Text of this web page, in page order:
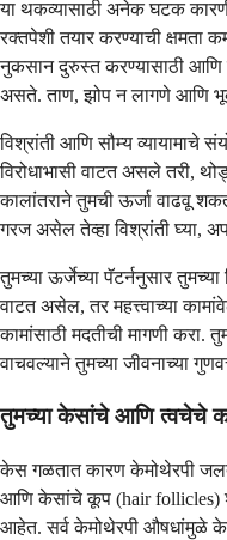
या थकव्यासाठी अनेक घटक
रक्तपेशी तयार करण्याची क्षमता
नुकसान दुरुस्त करण्यासाठी आणि
असते. ताण, झोप न लागणे आणि
विश्रांती आणि सौम्य व्यायामाचे
विरोधाभासी वाटत असले तरी,
कालांतराने तुमची ऊर्जा वाढवू
गरज असेल तेव्हा विश्रांती घ्या,
तुमच्या ऊर्जेच्या पॅटर्ननुसार
वाटत असेल, तर महत्त्वाच्या
कामांसाठी मदतीची मागणी करा.
वाचवल्याने तुमच्या जीवनाच्या
तुमच्या केसांचे आणि त्वचेचे
केस गळतात कारण केमोथेरपी जलद
आणि केसांचे कूप (hair follicles)
आहेत. सर्व केमोथेरपी औषधांमुळे